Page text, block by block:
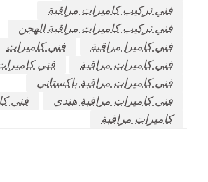
فني تركيب كاميرات مراقبة
فني تركيب كاميرات مراقبة الهجن
فني كاميرا مراقبة
فني كاميرات
فني كاميرات مراقبة
فني
فني كاميرات مراقبة باكستاني
فني كاميرات مراقبة هندي
فني
كاميرات مراقبة